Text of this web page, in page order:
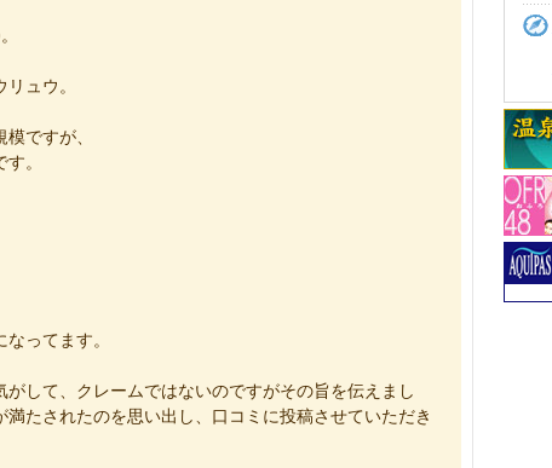
ュウ。
ですが、
。
ってます。
して、クレームではないのですがその旨を伝えまし
たされたのを思い出し、口コミに投稿させていただき